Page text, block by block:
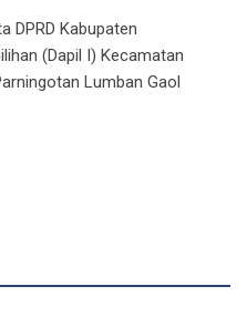
DPRD Kabupaten
(Dapil I) Kecamatan
Lumban Gaol